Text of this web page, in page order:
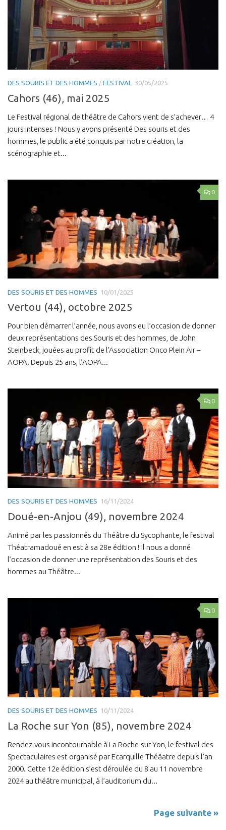
DES SOURIS ET DES HOMMES / FESTIVAL 30/05/2025
Cahors (46), mai 2025
Le Festival régional de théâtre de Cahors vient de s’achever… 4
jours intenses ! Nous y avons présenté Des souris et des
hommes, le public a été conquis par notre création, la
scénographie et...
0
DES SOURIS ET DES HOMMES 10/01/2025
Vertou (44), octobre 2025
Pour bien démarrer l’année, nous avons eu l’occasion de donner
deux représentations des Souris et des hommes, de John
Steinbeck, jouées au profit de l’Association Onco Plein Air –
AOPA. Depuis 25 ans, l’AOPA...
0
DES SOURIS ET DES HOMMES 16/11/2024
Doué-en-Anjou (49), novembre 2024
Animé par les passionnés du Théâtre du Sycophante, le festival
Théatramadoué en est à sa 28e édition ! Il nous a donné
l’occasion de donner une représentation des Souris et des
hommes au Théâtre...
0
DES SOURIS ET DES HOMMES 10/11/2024
La Roche sur Yon (85), novembre 2024
Rendez-vous incontournable à La Roche-sur-Yon, le festival des
Spectaculaires est organisé par Ecarquille Théâatre depuis l’an
2000. Cette 12e édition s’est déroulée du 8 au 11 novembre
2024 au théâtre municipal, à l’auditorium du...
Page suivante »